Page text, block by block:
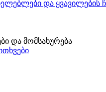
და ყვავილების
და მომსახურება